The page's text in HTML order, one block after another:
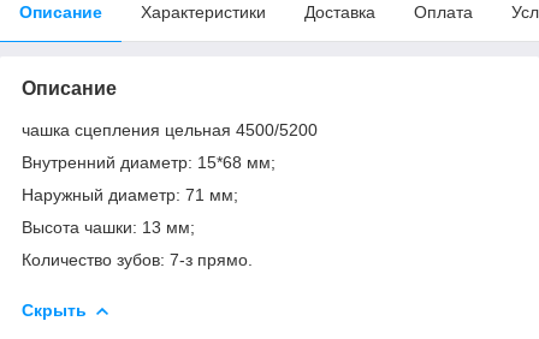
Описание Характеристики Доставка Оплата
Описание
чашка сцепления цельная 4500/5200
Внутренний диаметр: 15*68 мм;
Наружный диаметр: 71 мм;
Высота чашки: 13 мм;
Количество зубов: 7-з прямо.
Скрыть